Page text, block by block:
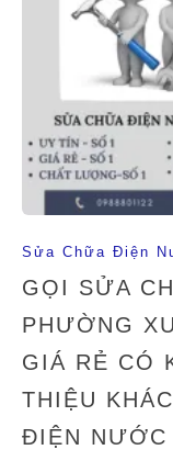
Sửa Chữa Điện
GỌI SỬA
PHƯỜNG
GIÁ RẺ CÓ
THIỆU
ĐIỆN NƯỚC